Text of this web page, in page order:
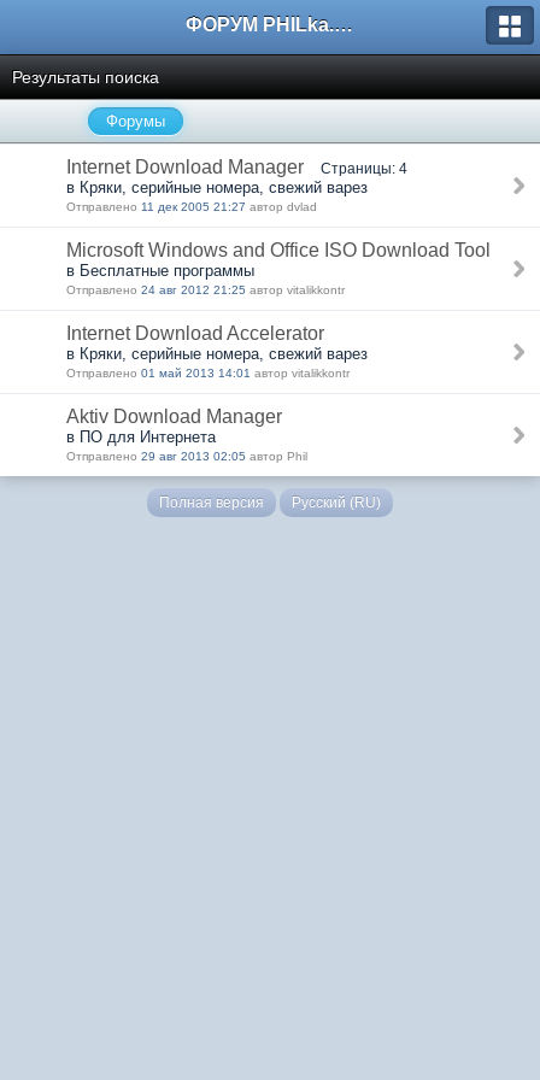
ФОРУМ PHILka.RU
Результаты поиска
Форумы
Internet Download Manager Страницы: 4
в Кряки, серийные номера, свежий варез
Отправлено 11 дек 2005 21:27 автор dvlad
Microsoft Windows and Office ISO Download Tool
в Бесплатные программы
Отправлено 24 авг 2012 21:25 автор vitalikkontr
Internet Download Accelerator
в Кряки, серийные номера, свежий варез
Отправлено 01 май 2013 14:01 автор vitalikkontr
Aktiv Download Manager
в ПО для Интернета
Отправлено 29 авг 2013 02:05 автор Phil
Полная версия Русский (RU)